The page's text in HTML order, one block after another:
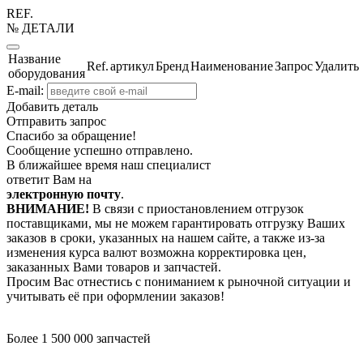
REF.
№ ДЕТАЛИ
Название
оборудования
Ref.артикулБрендНаименованиеЗапросУдалить
E-mail:
Добавить деталь
Отправить запрос
Спасибо за обращение!
Сообщение успешно отправлено.
В ближайшее время наш специалист
ответит Вам на
электронную почту.
ВНИМАНИЕ! В связи с приостановлением отгрузок
поставщиками, мы не можем гарантировать отгрузку Ваших
заказов в сроки, указанных на нашем сайте, а также из-за
изменения курса валют возможна корректировка цен,
заказанных Вами товаров и запчастей.
Просим Вас отнестись с пониманием к рыночной ситуации и
учитывать её при оформлении заказов!
Более 1 500 000 запчастей